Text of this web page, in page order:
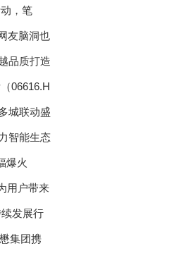
，笔
友脑洞也
品质打造
06616.H
城联动盛
智能生态
爆火
用户带来
发展行
集团携